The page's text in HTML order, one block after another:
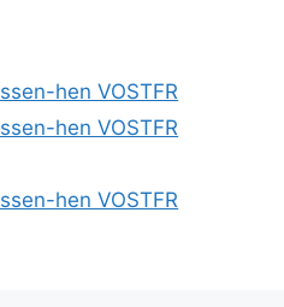
hen VOSTFR
hen VOSTFR
hen VOSTFR